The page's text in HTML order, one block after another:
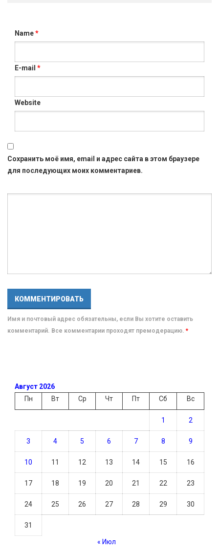
Name*
E-mail *
Website
Сохранить моё имя, email и адрес сайта в этом браузере
для последующих моих комментариев.
Имя и почтовый адрес обязательны, если Вы хотите оставить
комментарий. Все комментарии проходят премодерацию. *
Август 2026
Пн
Вт Ср Чт Пт Сб Вс
1 2
3 4 5 6 7 8 9
10 11 12 13 14 15 16
17 18 19 20 21 22 23
24 25 26 27 28 29 30
31
« Июл